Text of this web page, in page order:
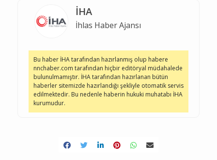
İHA
İhlas Haber Ajansı
Bu haber İHA tarafından hazırlanmış olup habere
nnchaber.com tarafından hiçbir editöryal müdahalede
bulunulmamıştır. İHA tarafından hazırlanan bütün
haberler sitemizde hazırlandığı şekliyle otomatik servis
edilmektedir. Bu nedenle haberin hukuki muhatabı İHA
kurumudur.